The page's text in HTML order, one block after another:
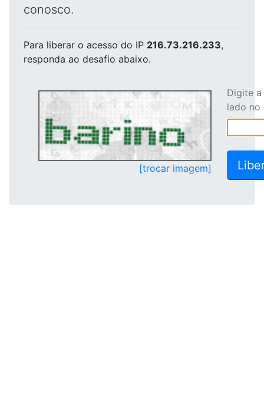
conosco.
Para liberar o acesso do IP 216.73.216.233,
responda ao desafio abaixo.
[trocar imagem]
Digite
lado no